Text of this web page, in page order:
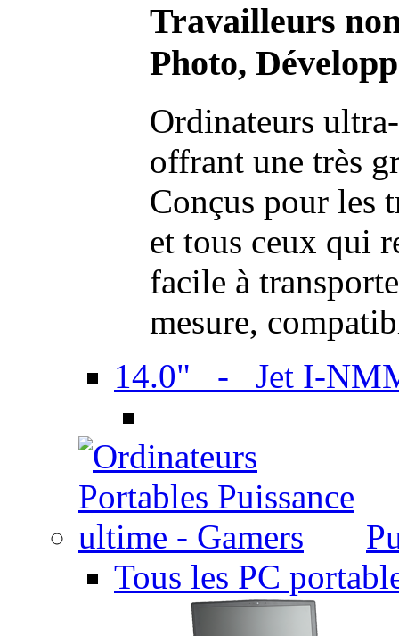
Travailleurs
Photo,
Ordinateurs
offrant une très
Conçus pour les
et tous ceux qui
facile à
mesure,
14.0" - Jet I-
Tous les PC